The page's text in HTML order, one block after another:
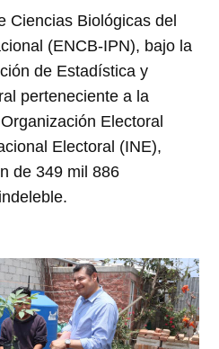
Ciencias Biológicas del
(ENCB-IPN), bajo la
de Estadística y
perteneciente a la
Electoral
Electoral (INE),
de 349 mil 886